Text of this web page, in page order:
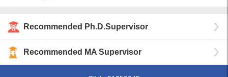
Recommended Ph.D.Supervisor
Recommended MA Supervisor